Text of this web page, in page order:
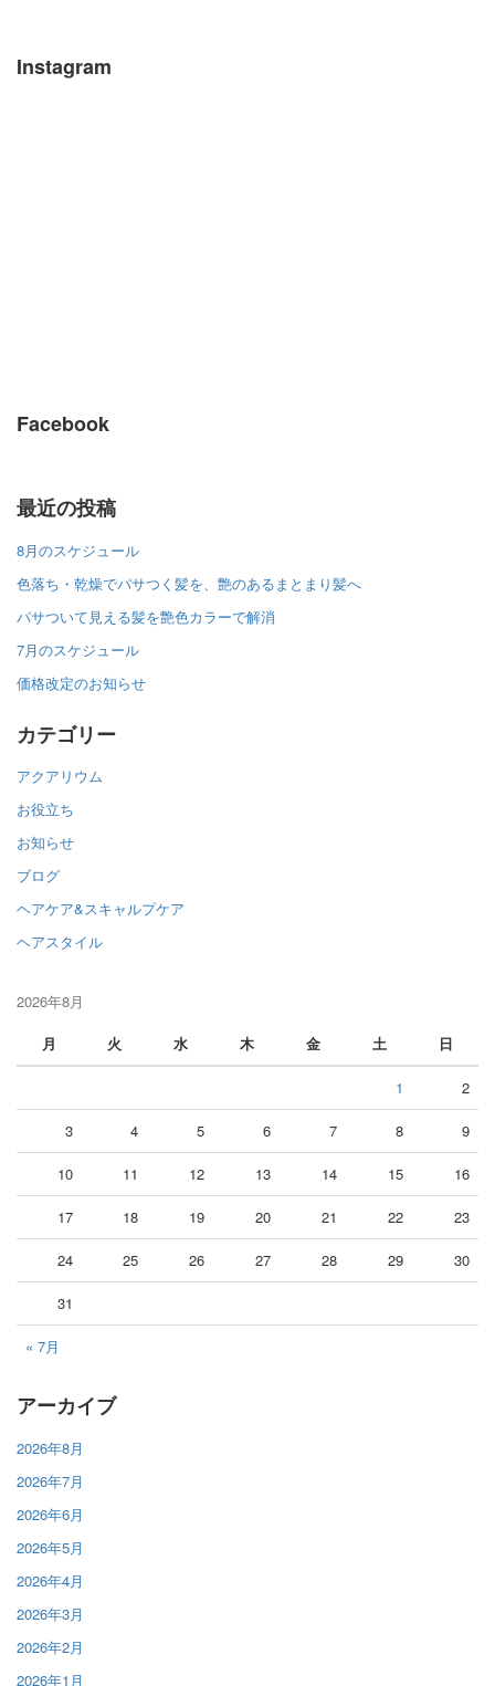
Instagram
Facebook
最近の投稿
8月のスケジュール
色落ち・乾燥でパサつく髪を、艶のあるまとまり髪へ
パサついて見える髪を艶色カラーで解消
7月のスケジュール
価格改定のお知らせ
カテゴリー
アクアリウム
お役立ち
お知らせ
ブログ
ヘアケア&スキャルプケア
ヘアスタイル
2026年8月
月
火 水 木 金 土 日
« 7月
1 2
3 4 5 6 7 8 9
10 11 12 13 14 15 16
17 18 19 20 21 22 23
24 25 26 27 28 29 30
31
アーカイブ
2026年8月
2026年7月
2026年6月
2026年5月
2026年4月
2026年3月
2026年2月
2026年1月